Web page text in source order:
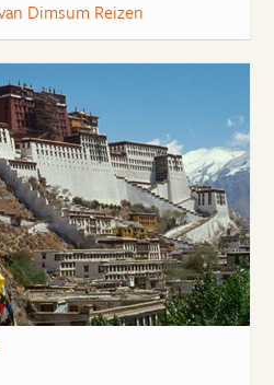
Dimsum Reizen